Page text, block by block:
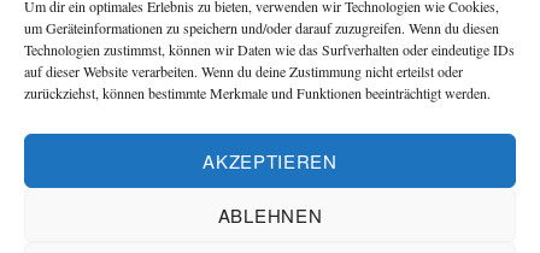
Um dir ein optimales Erlebnis zu bieten, verwenden wir Technologien wie Cookies,
um Geräteinformationen zu speichern und/oder darauf zuzugreifen. Wenn du diesen
Technologien zustimmst, können wir Daten wie das Surfverhalten oder eindeutige IDs
auf dieser Website verarbeiten. Wenn du deine Zustimmung nicht erteilst oder
zurückziehst, können bestimmte Merkmale und Funktionen beeinträchtigt werden.
AKZEPTIEREN
ABLEHNEN
Kontakt
Impressum
Cookie-Richtlinie (EU)